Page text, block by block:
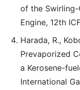
of the
Engine, 12th
Harada, R.,
Prevaporized
a Kerosene-
International